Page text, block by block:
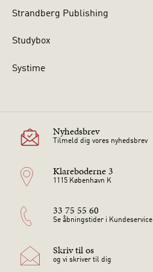
Strandberg Publishing
Studybox
Systime
Nyhedsbrev
Tilmeld dig vores nyhedsbrev
Klareboderne 3
1115 København K
33 75 55 60
Se åbningstider i Kundeservice
Skriv til os
og vi skriver til dig